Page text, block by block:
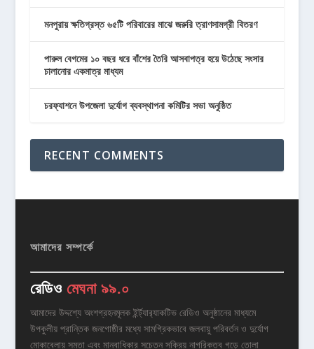
মনপুরায় ক্ষতিগ্রস্ত ৬৫টি পরিবারের মাঝে জরুরি ত্রাণসামগ্রী বিতরণ
পারুল বেগমের ১০ বছর ধরে বাঁশের তৈরি আসবাপত্র হয়ে উঠেছে সংসার
চালানোর একমাত্র মাধ্যম
চরফ্যাশনে উপজেলা দুর্যোগ ব্যবস্থাপনা কমিটির সভা অনুষ্ঠিত
RECENT COMMENTS
আমাদের সম্পর্কে
রেডিও মেঘনা ৯৯.০
আমাদের উদ্দশ্যে অংশগ্রহনমূলক ইর্ন্ট্যার‌্যাকটিভ রেডিও অনুষ্ঠানের মাধ্যমে
উপকুলীয় প্রান্তিক জনগোষ্ঠীর মধ্যে সামগ্রিকভাবে জলবায়ু পরিবর্তন ও দুর্যোগ
মোকাবেলায় সমতা এবং মানবাধিকার সচেতন সক্রিয় নাগরিকত্ব গড়ে তোলা